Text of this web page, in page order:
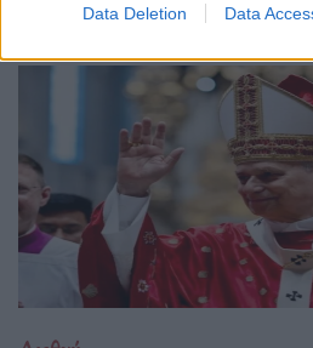
Data Deletion Data